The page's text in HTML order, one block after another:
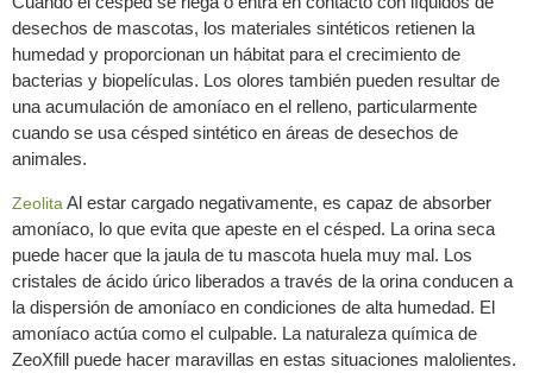
desechos de mascotas, los materiales sintéticos retienen la
humedad y proporcionan un hábitat para el crecimiento de
bacterias y biopelículas. Los olores también pueden resultar de
una acumulación de amoníaco en el relleno, particularmente
cuando se usa césped sintético en áreas de desechos de
animales.
Zeolita Al estar cargado negativamente, es capaz de absorber
amoníaco, lo que evita que apeste en el césped. La orina seca
puede hacer que la jaula de tu mascota huela muy mal. Los
cristales de ácido úrico liberados a través de la orina conducen a
la dispersión de amoníaco en condiciones de alta humedad. El
amoníaco actúa como el culpable. La naturaleza química de
ZeoXfill puede hacer maravillas en estas situaciones malolientes.